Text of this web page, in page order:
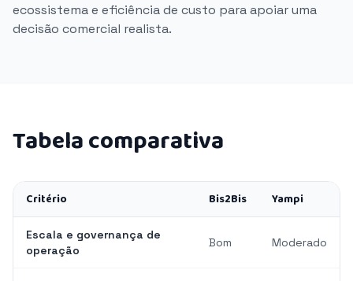
ecossistema e eficiência de custo para apoiar uma
decisão comercial realista.
Tabela comparativa
Critério Bis2Bis Yampi
Escala e governança de
operação
Bom Moderado